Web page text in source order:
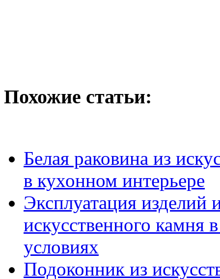
Похожие статьи:
Белая раковина из
в кухонном интерьере
Эксплуатация изделий
искусственного камня
условиях
Подоконник из